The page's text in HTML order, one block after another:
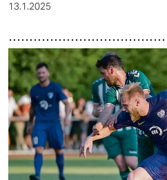
13.1.2025